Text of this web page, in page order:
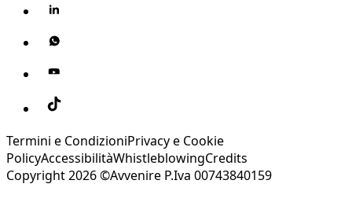
Termini e CondizioniPrivacy e Cookie
PolicyAccessibilitàWhistleblowingCredits
Copyright 2026 ©Avvenire P.Iva 00743840159